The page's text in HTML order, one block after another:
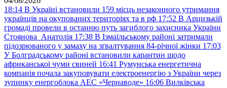
18:14 В Україні встановили 159 місць незаконного утримання
українців на окупованих територіях та в рф 17:52 В Арцизькій
громаді провели в останню путь загиблого захисника України
Стоянова Анатолія 17:38 В Ізмаїльському районі затримали
підозрюваного у замаху на зґвалтування 84-річної жінки 17:03
У Болградському районі встановили карантин щодо
африканської чуми свиней 16:41 Румунська енергетична
компанія почала закуповувати електроенергію з України через
зупинку енергоблока АЕС «Чернаводе» 16:06 Вилківська